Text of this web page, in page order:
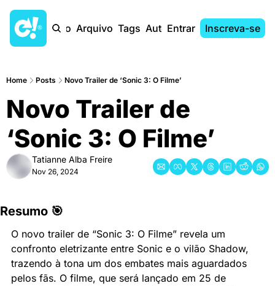
Início Arquivo Tags AutoresEntrar Inscreva-se
Home Posts Novo Trailer de ‘Sonic 3: O Filme’
Novo Trailer de
‘Sonic 3: O Filme’
Tatianne Alba Freire
Nov 26, 2024
Resumo 🎯
O novo trailer de “Sonic 3: O Filme” revela um
confronto eletrizante entre Sonic e o vilão Shadow,
trazendo à tona um dos embates mais aguardados
pelos fãs. O filme, que será lançado em 25 de